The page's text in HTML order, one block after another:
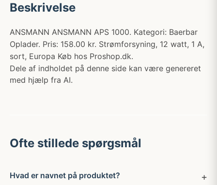
Beskrivelse
ANSMANN ANSMANN APS 1000. Kategori: Baerbar
Oplader. Pris: 158.00 kr. Strømforsyning, 12 watt, 1 A,
sort, Europa Køb hos Proshop.dk.
Dele af indholdet på denne side kan være genereret
med hjælp fra AI.
Ofte stillede spørgsmål
Hvad er navnet på produktet?